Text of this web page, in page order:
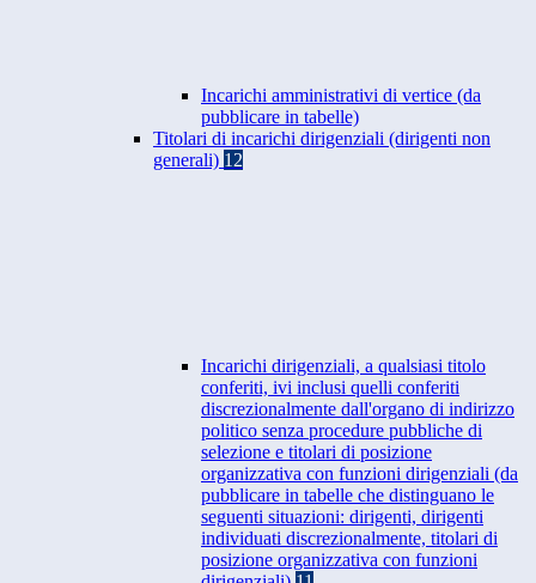
Incarichi amministrativi di vertice (da
pubblicare in tabelle)
Titolari di incarichi dirigenziali (dirigenti non
generali) 12
Incarichi dirigenziali, a qualsiasi titolo
conferiti, ivi inclusi quelli conferiti
discrezionalmente dall'organo di indirizzo
politico senza procedure pubbliche di
selezione e titolari di posizione
organizzativa con funzioni dirigenziali (da
pubblicare in tabelle che distinguano le
seguenti situazioni: dirigenti, dirigenti
individuati discrezionalmente, titolari di
posizione organizzativa con funzioni